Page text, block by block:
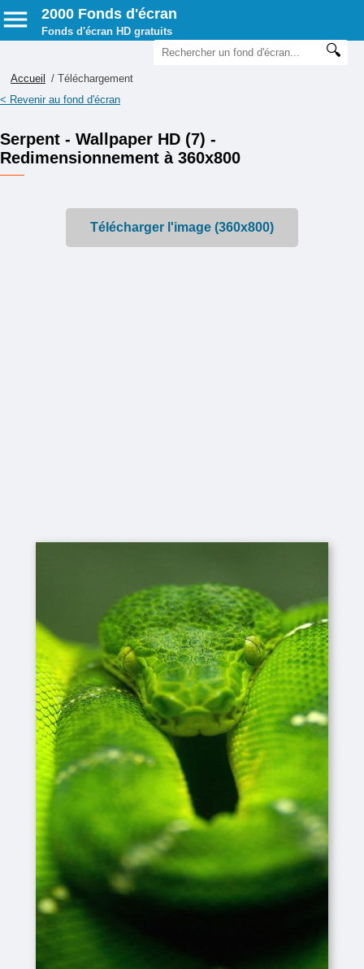
2000 Fonds d'écran
Fonds d'écran HD gratuits
Accueil
/ Téléchargement
< Revenir au fond d'écran
Serpent - Wallpaper HD (7) -
Redimensionnement à 360x800
Télécharger l'image (360x800)